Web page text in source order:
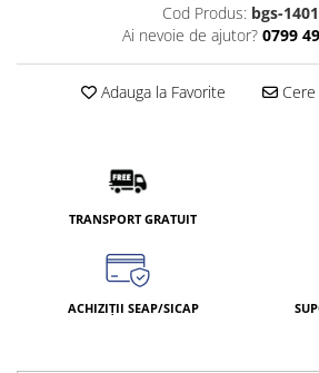
Cod Produs: bgs-1401
Ai nevoie de ajutor? 0799
Adauga la Favorite Cere
TRANSPORT GRATUIT
ACHIZIȚII SEAP/SICAP